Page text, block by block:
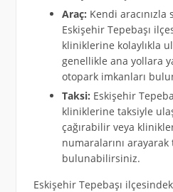
Araç: Kendi aracınızla
Eskişehir Tepebaşı
kliniklerine kolaylıkla
genellikle ana yollara
otopark imkanları
Taksi: Eskişehir
kliniklerine taksiyle
çağırabilir veya
numaralarını
bulunabilirsiniz.
Eskişehir Tepebaşı